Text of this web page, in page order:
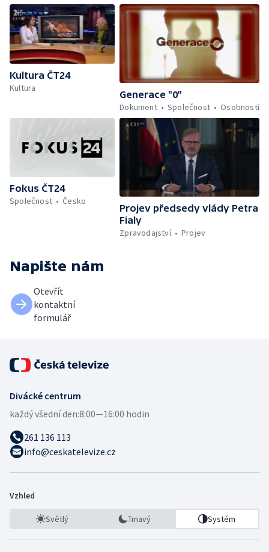
Kultura ČT24
Kultura
Generace "0"
Dokument
Společnost Osobnosti
Fokus ČT24
Společnost
Česko
Projev předsedy vlády Petra
Fialy
Zpravodajství
Projev
Napište nám
Otevřít
kontaktní
formulář
Divácké centrum
každý všední den:8:00—16:00 hodin
261 136 113
info@ceskatelevize.cz
Vzhled
Světlý Tmavý Systém